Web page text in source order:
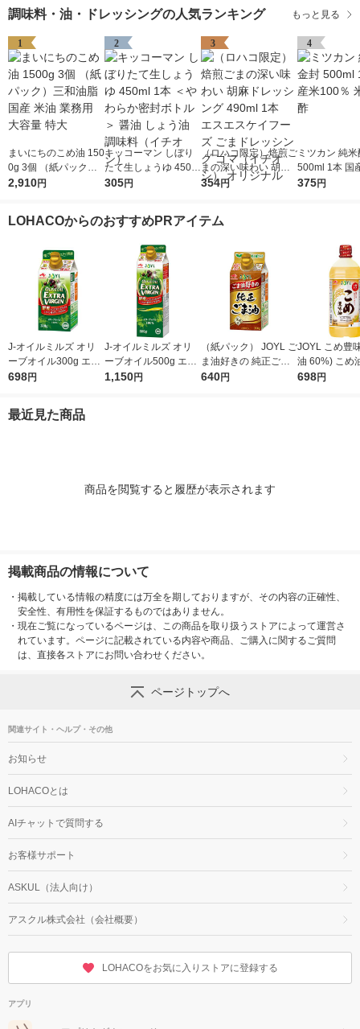
調味料・油・ドレッシングの人気ランキング もっと見る
1
まいにちのこめ油 150
0g 3個 （紙パック）
三和油脂 国産 米油 業
2,910円
2
キッコーマン しぼり
たて生しょうゆ 450m
l 1本 ＜やわらか密封
シ）
305円
3
（ロハコ限定）焙煎ご
まの深い味わい 胡麻
ドレッシング 490ml 1
ゴマ（イチオシ） オ
354円
4
ミツカン 純
500ml 1本 国
0％ 米酢 食酢
375円
LOHACOからのおすすめPRアイテム
J-オイルミルズ オリ
ーブオイル300g エキ
ストラバージン スペ
L
698円
J-オイルミルズ オリ
ーブオイル500g エキ
ストラバージン スペ
1,150円
（紙パック） JOYL ご
ま油好きの 純正ごま
油 300g 1本 味の素 J-
640円
JOYL こめ豊
油 60%) こめ油 ブレ
ンド 味の素
698円
最近見た商品
商品を閲覧すると履歴が表示されます
掲載商品の情報について
・ 掲載している情報の精度には万全を期しておりますが、その内容の正確性、
安全性、有用性を保証するものではありません。
・ 現在ご覧になっているページは、この商品を取り扱うストアによって運営さ
れています。ページに記載されている内容や商品、ご購入に関するご質問
は、直接各ストアにお問い合わせください。
ページトップへ
関連サイト・ヘルプ・その他
お知らせ
LOHACOとは
AIチャットで質問する
お客様サポート
ASKUL（法人向け）
アスクル株式会社（会社概要）
LOHACOをお気に入りストアに登録する
アプリ